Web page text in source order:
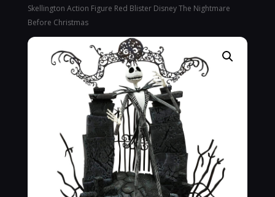
Skellington Action Figure Red Blister Disney The Nightmare
Before Christmas